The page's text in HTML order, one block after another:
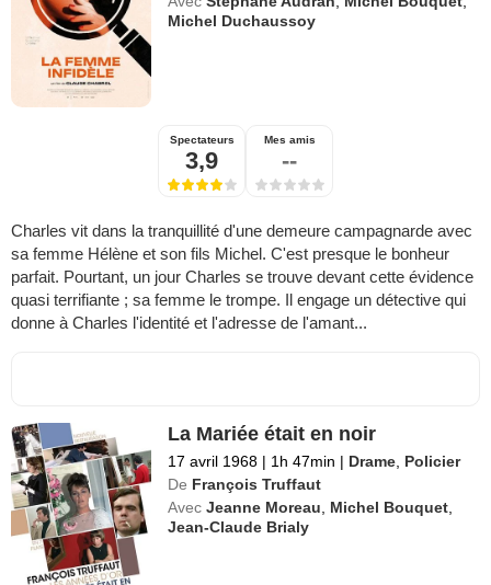
Michel Duchaussoy
Spectateurs
3,9
Mes amis
--
Charles vit dans la tranquillité d'une demeure campagnarde avec
sa femme Hélène et son fils Michel. C'est presque le bonheur
parfait. Pourtant, un jour Charles se trouve devant cette évidence
quasi terrifiante ; sa femme le trompe. Il engage un détective qui
donne à Charles l'identité et l'adresse de l'amant...
La Mariée était en noir
17 avril 1968 | 1h 47min | Drame Policier
De François Truffaut
Avec Jeanne Moreau Michel Bouquet
Jean-Claude Brialy